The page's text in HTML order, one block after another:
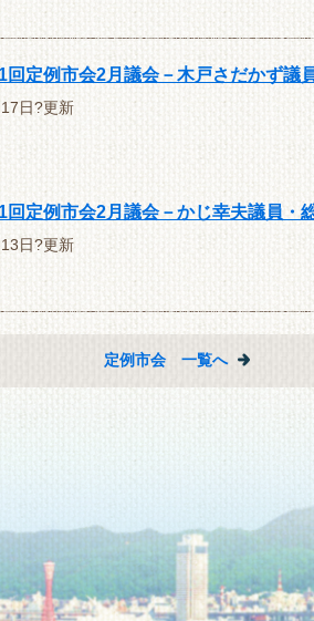
回定例市会2月議会－木戸さだかず議
日?更新
回定例市会2月議会－かじ幸夫議員・
日?更新
定例市会 一覧へ